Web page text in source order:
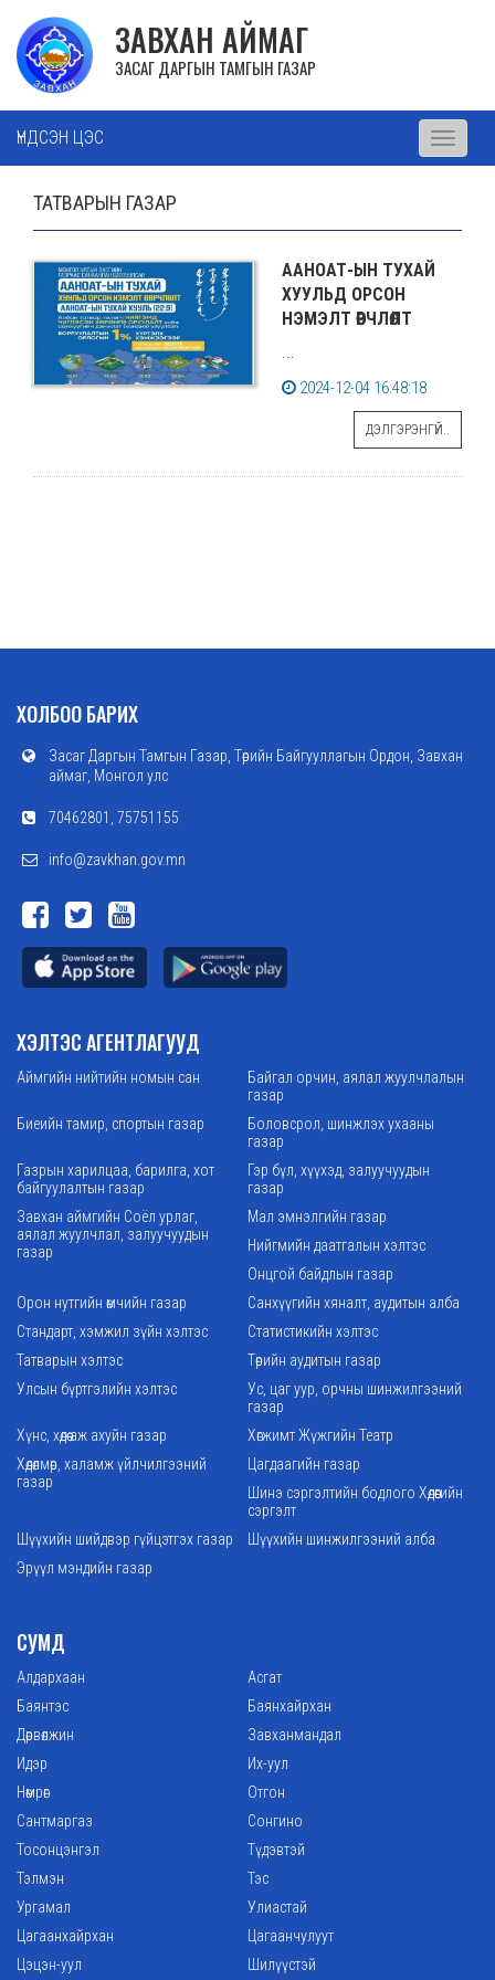
ЗАВХАН АЙМАГ
ЗАСАГ ДАРГЫН ТАМГЫН ГАЗАР
ҮНДСЭН ЦЭС
Toggle
ТАТВАРЫН ГАЗАР
ААНОАТ-ЫН ТУХАЙ
ХУУЛЬД ОРСОН
НЭМЭЛТ ӨӨРЧЛӨЛТ
...
2024-12-04 16:48:18
ДЭЛГЭРЭНГҮЙ..
ХОЛБОО БАРИХ
Засаг Даргын Тамгын Газар, Төрийн Байгууллагын Ордон, Завхан
аймаг, Монгол улс
70462801, 75751155
info@zavkhan.gov.mn
ХЭЛТЭС АГЕНТЛАГУУД
Аймгийн нийтийн номын сан
Байгал орчин, аялал жуулчлалын
газар
Биеийн тамир, спортын газар
Боловсрол, шинжлэх ухааны
газар
Газрын харилцаа, барилга, хот
байгуулалтын газар
Гэр бүл, хүүхэд, залуучуудын
газар
Завхан аймгийн Соёл урлаг,
аялал жуулчлал, залуучуудын
газар
Мал эмнэлгийн газар
Нийгмийн даатгалын хэлтэс
Онцгой байдлын газар
Орон нутгийн өмчийн газар
Санхүүгийн хяналт, аудитын алба
Стандарт, хэмжил зүйн хэлтэс
Статистикийн хэлтэс
Татварын хэлтэс
Төрийн аудитын газар
Улсын бүртгэлийн хэлтэс
Ус, цаг уур, орчны шинжилгээний
газар
Хүнс, хөдөө аж ахуйн газар
Хөгжимт Жүжгийн Театр
Хөдөлмөр, халамж үйлчилгээний
газар
Цагдаагийн газар
Шинэ сэргэлтийн бодлого Хөдөөгийн
сэргэлт
Шүүхийн шийдвэр гүйцэтгэх газар
Шүүхийн шинжилгээний алба
Эрүүл мэндийн газар
СУМД
Алдархаан
Асгат
Баянтэс
Баянхайрхан
Дөрвөлжин
Завханмандал
Идэр
Их-уул
Нөмрөг
Отгон
Сантмаргаз
Сонгино
Тосонцэнгэл
Түдэвтэй
Тэлмэн
Тэс
Ургамал
Улиастай
Цагаанхайрхан
Цагаанчулуут
Цэцэн-уул
Шилүүстэй